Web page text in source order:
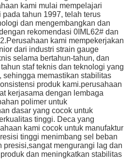
kami mulai mempelajari
tahun 1997, telah terus
dan mengembangkan dan
rekomendasi 0IML62# dan
kami mempekerjakan
dari industri strain gauge
selama bertahun-tahun, dan
staf teknis dan teknologi yang
sehingga memastikan stabilitas
produk kami.perusahaan
kerjasama dengan lembaga
polimer untuk
dasar yang cocok untuk
tinggi. Deca yang
kami cocok untuk manufaktur
tinggi menimbang sel beban
presisi,sangat mengurangi lag dan
dan meningkatkan stabilitas